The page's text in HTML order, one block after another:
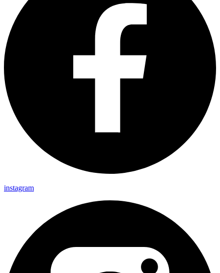
instagram